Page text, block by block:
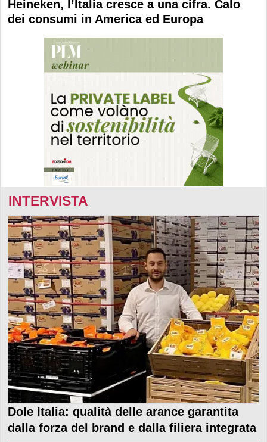
Heineken, l’Italia cresce a una cifra. Calo
dei consumi in America ed Europa
INTERVISTA
Dole Italia: qualità delle arance garantita
dalla forza del brand e dalla filiera integrata